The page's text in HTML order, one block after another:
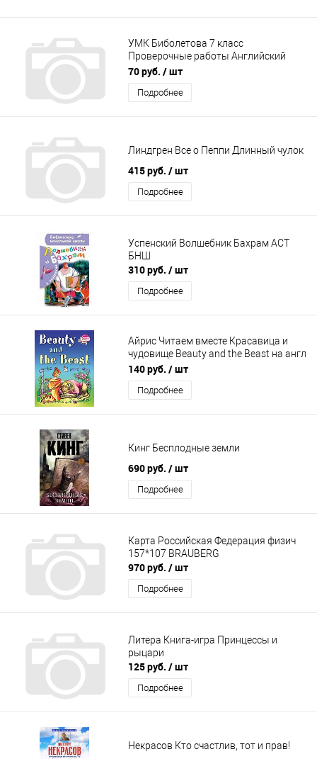
УМК Биболетова 7 класс
Проверочные работы Английский
язык Барашкова
70 руб. / шт
Подробнее
Линдгрен Все о Пеппи Длинный чулок
415 руб. / шт
Подробнее
Успенский Волшебник Бахрам АСТ
БНШ
310 руб. / шт
Подробнее
Айрис Читаем вместе Красавица и
чудовище Beauty and the Beast на англ
яз 3 ур
140 руб. / шт
Подробнее
Кинг Бесплодные земли
690 руб. / шт
Подробнее
Карта Российская Федерация физич
157*107 BRAUBERG
970 руб. / шт
Подробнее
Литера Книга-игра Принцессы и
рыцари
125 руб. / шт
Подробнее
Некрасов Кто счастлив, тот и прав!